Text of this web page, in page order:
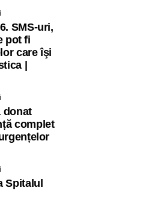
SMS-uri,
pot fi
care îşi
|
donat
complet
Spitalul